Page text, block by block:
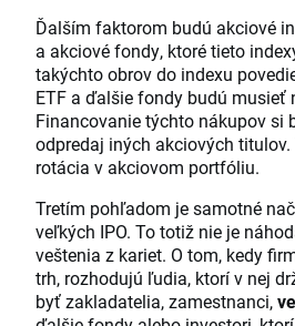
Ďalším faktorom budú akciové
a akciové fondy, ktoré tieto
takýchto obrov do indexu
ETF a ďalšie fondy budú musieť
Financovanie týchto nákupov si
odpredaj iných akciových
rotácia v akciovom portfóliu.
Tretím pohľadom je samotné
veľkých IPO. To totiž nie je
veštenia z kariet. O tom, kedy
trh, rozhodujú ľudia, ktorí v nej
byť zakladatelia, zamestnanci,